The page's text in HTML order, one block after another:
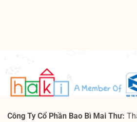
Công Ty Cổ Phần Bao Bì Mai Thư: